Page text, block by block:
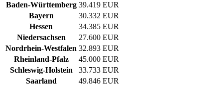
Baden-Württemberg 39.419 EUR
Bayern
30.332 EUR
Hessen
34.385 EUR
Niedersachsen
27.600 EUR
Nordrhein-Westfalen 32.893 EUR
Rheinland-Pfalz
45.000 EUR
Schleswig-Holstein
33.733 EUR
Saarland
49.846 EUR